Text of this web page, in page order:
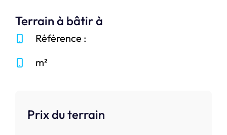
Prix du terrain
Terrain à bâtir à
Référence :
m²